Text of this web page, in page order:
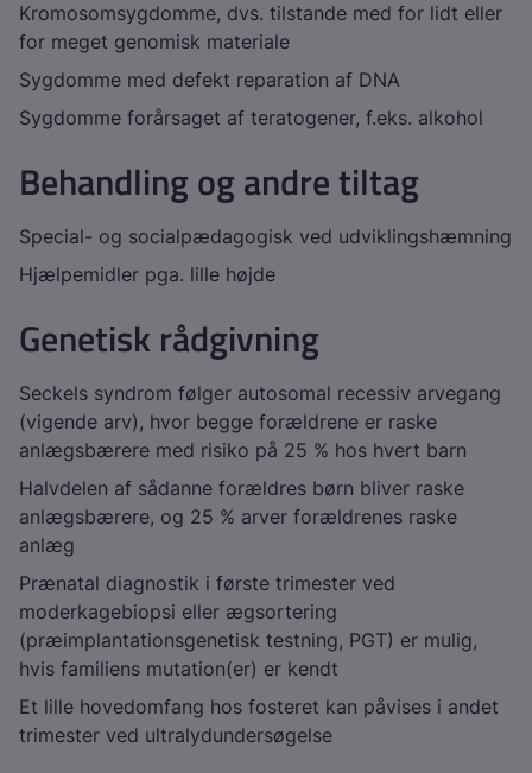
Kromosomsygdomme, dvs. tilstande med for lidt eller
for meget genomisk materiale
Sygdomme med defekt reparation af DNA
Sygdomme forårsaget af teratogener, f.eks. alkohol
Behandling og andre tiltag
Special- og socialpædagogisk ved udviklingshæmning
Hjælpemidler pga. lille højde
Genetisk rådgivning
Seckels syndrom følger autosomal recessiv arvegang
(vigende arv), hvor begge forældrene er raske
anlægsbærere med risiko på 25 % hos hvert barn
Halvdelen af sådanne forældres børn bliver raske
anlægsbærere, og 25 % arver forældrenes raske
anlæg
Prænatal diagnostik i første trimester ved
moderkagebiopsi eller ægsortering
(præimplantationsgenetisk testning, PGT) er mulig,
hvis familiens mutation(er) er kendt
Et lille hovedomfang hos fosteret kan påvises i andet
trimester ved ultralydundersøgelse